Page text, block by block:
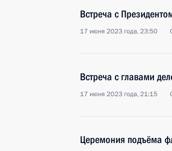
Встреча с
17 июня 2023 года, 23:50
Встреча с главами
17 июня 2023 года, 21:15
Церемония подъёма